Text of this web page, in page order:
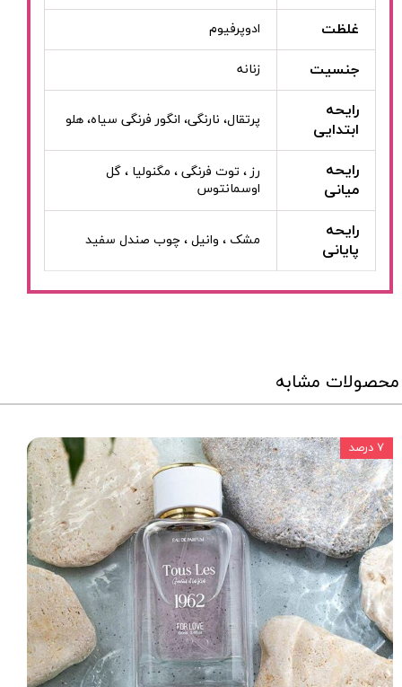
غلظت ادوپرفیوم
جنسیت زنانه
رایحه
ابتدایی
پرتقال، نارنگی، انگور فرنگی سیاه، هلو
رایحه
میانی
رز ، توت فرنگی ، مگنولیا ، گل
اوسمانتوس
رایحه
پایانی
مشک ، وانیل ، چوب صندل سفید
محصولات مشابه
۷ درصد